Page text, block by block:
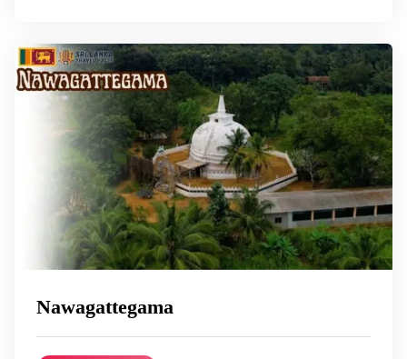
Nawagattegama